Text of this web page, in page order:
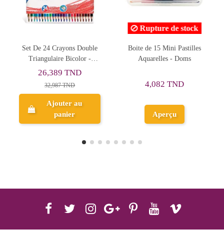
Crayons Double
Bicolor -
Ajouter au
panier
Rupture de stock
Boite de 15 Mini Pastilles
Aquarelles - Doms
6 Pots de